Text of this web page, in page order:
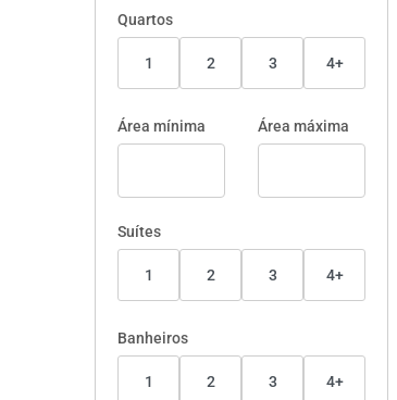
Quartos
1 2 3 4+
Área mínima Área máxima
Suítes
1 2 3 4+
Banheiros
1 2 3 4+